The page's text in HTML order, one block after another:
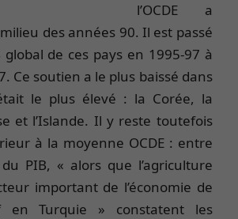
l’OCDE a
des années 90. Il est passé
de ces pays en 1995-97 à
Ce soutien a le plus baissé dans
le plus élevé : la Corée, la
et l’Islande. Il y reste toutefois
à la moyenne OCDE : entre
PIB, « alors que l’agriculture
important de l’économie de
en Turquie » constatent les